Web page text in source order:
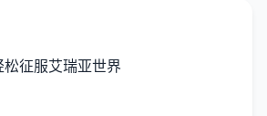
征服艾瑞亚世界